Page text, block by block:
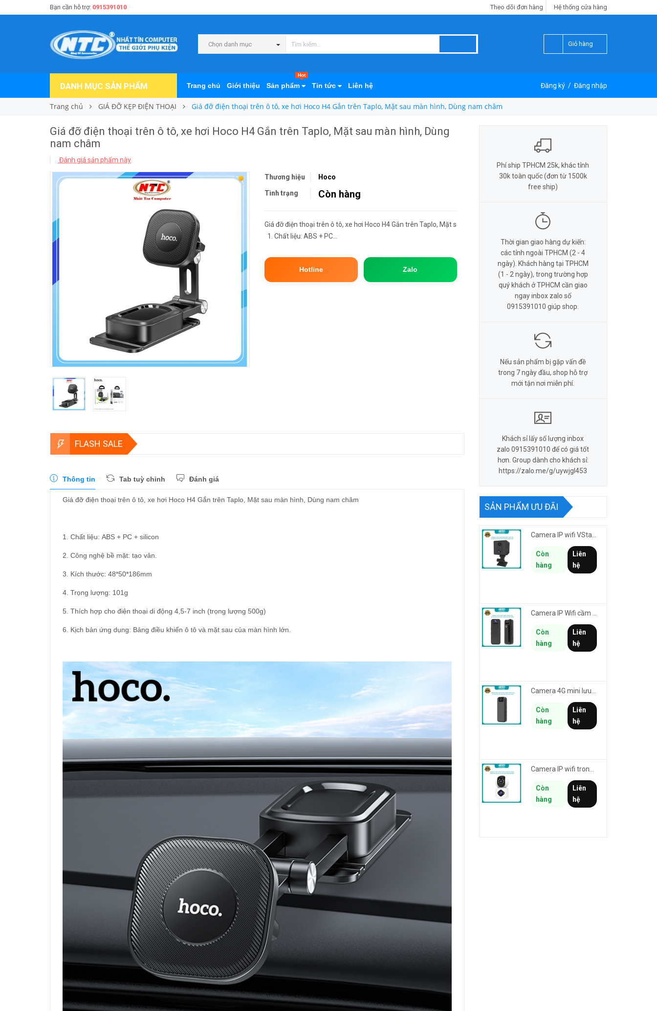
Bạn cần hỗ trợ: 0915391010 Hệ thống cửa hàng
Theo dõi đơn hàng
Chọn danh mục Giỏ hàng
DANH MỤC SẢN PHẨM Trang chủ Giới thiệu Sản phẩm
Hot
Tin tức Liên hệ Đăng ký / Đăng nhập
Trang chủ GIÁ ĐỠ KẸP ĐIỆN THOẠI Giá đỡ điện thoại trên ô tô, xe hơi Hoco H4 Gắn trên Taplo, Mặt sau màn hình, Dùng nam châm
Giá đỡ điện thoại trên ô tô, xe hơi Hoco H4 Gắn trên Taplo, Mặt sau màn hình, Dùng
nam châm
Đánh giá sản phẩm này
Thương hiệu Hoco
Tình trạng Còn hàng
Giá đỡ điện thoại trên ô tô, xe hơi Hoco H4 Gắn trên Taplo, Mặt sau màn hình, Dùng nam châm
1. Chất liệu: ABS + PC...
Hotline Zalo
FLASH SALE
Thông tin Tab tuỳ chỉnh Đánh giá
Giá đỡ điện thoại trên ô tô, xe hơi Hoco H4 Gắn trên Taplo, Mặt sau màn hình, Dùng nam châm
1. Chất liệu: ABS + PC + silicon
2. Công nghệ bề mặt: tạo vân.
3. Kích thước: 48*50*186mm
4. Trọng lượng: 101g
5. Thích hợp cho điện thoại di động 4,5-7 inch (trọng lượng 500g)
6. Kịch bản ứng dụng: Bảng điều khiển ô tô và mặt sau của màn hình lớn.
Phí ship TPHCM 25k, khác tỉnh
30k toàn quốc (đơn từ 1500k
free ship)
Thời gian giao hàng dự kiến:
các tỉnh ngoài TPHCM (2 - 4
ngày). Khách hàng tại TPHCM
(1 - 2 ngày), trong trường hợp
quý khách ở TPHCM cần giao
ngay inbox zalo số
0915391010 giúp shop.
Nếu sản phẩm bị gặp vấn đề
trong 7 ngày đầu, shop hỗ trợ
mới tận nơi miễn phí.
Khách sỉ lấy số lượng inbox
zalo 0915391010 để có giá tốt
hơn. Group dành cho khách sỉ:
https://zalo.me/g/uywjgl453
SẢN PHẨM ƯU ĐÃI
Camera IP wifi VStarcam CB70W pin 2000mAh 3MP FullHD 1080P - ghi hành trình làm Vlog cầm tay cài áo
Còn
hàng
Liên
hệ
Còn
hàng
Liên
hệ
Camera 4G mini lưu hành trình VSTARCAM CB77 phân giải 3MP FullHD 1080P - Action cam quay Vlog
Còn
hàng
Liên
hệ
Còn
hàng
Liên
hệ